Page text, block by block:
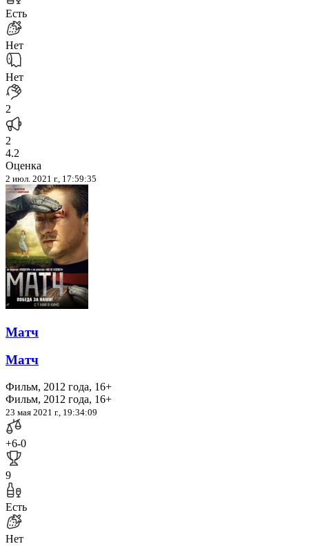
Есть
Нет
Нет
2
2
4.2
Оценка
2 июл. 2021 г., 17:59:35
Матч
Матч
Фильм, 2012 года, 16+
Фильм, 2012 года, 16+
23 мая 2021 г., 19:34:09
+6-0
9
Есть
Нет